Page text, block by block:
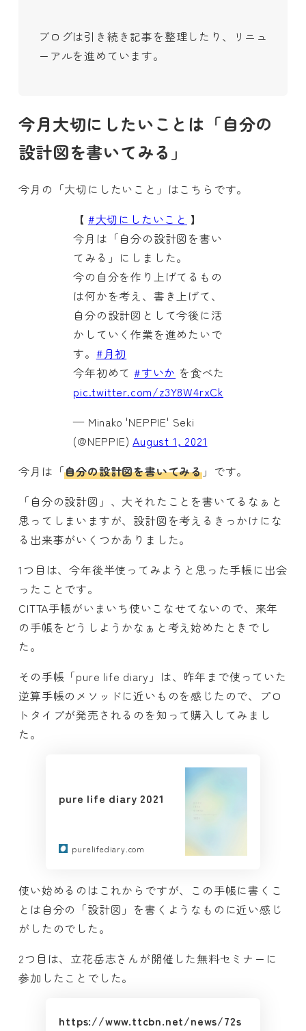
ブログは引き続き記事を整理したり、リニュ
ーアルを進めています。
今月大切にしたいことは「自分の
設計図を書いてみる」
今月の「大切にしたいこと」はこちらです。
【 #大切にしたいこと 】
今月は「自分の設計図を書い
てみる」にしました。
今の自分を作り上げてるもの
は何かを考え、書き上げて、
自分の設計図として今後に活
かしていく作業を進めたいで
す。 #月初
今年初めて #すいか を食べた
pic.twitter.com/z3Y8W4rxCk
— Minako 'NEPPIE' Seki
(@NEPPIE)August 1, 2021
今月は「自分の設計図を書いてみる」です。
「自分の設計図」、大それたことを書いてるなぁと
思ってしまいますが、設計図を考えるきっかけにな
る出来事がいくつかありました。
1つ目は、今年後半使ってみようと思った手帳に出会
ったことです。
CITTA手帳がいまいち使いこなせてないので、来年
の手帳をどうしようかなぁと考え始めたときでし
た。
その手帳「pure life diary」は、昨年まで使っていた
逆算手帳のメソッドに近いものを感じたので、プロ
トタイプが発売されるのを知って購入してみまし
た。
pure life diary 2021
purelifediary.com
使い始めるのはこれからですが、この手帳に書くこ
とは自分の「設計図」を書くようなものに近い感じ
がしたのでした。
2つ目は、立花岳志さんが開催した無料セミナーに
参加したことでした。
https://www.ttcbn.net/news/72s